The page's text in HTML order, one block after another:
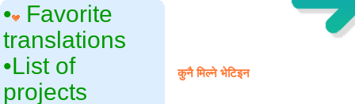
•‎
Favorite
translations
•‎List of
projects
कुनै मिल्ने भेटिइन